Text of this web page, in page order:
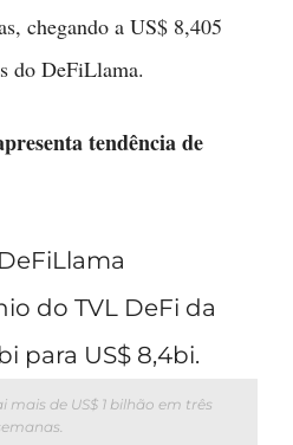
chegando a US$ 8,405
do DeFiLlama.
tendência de
mais de US$ 1 bilhão em três